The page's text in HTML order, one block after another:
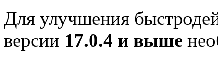
Для улучшения
версии 17.0.4 и выше